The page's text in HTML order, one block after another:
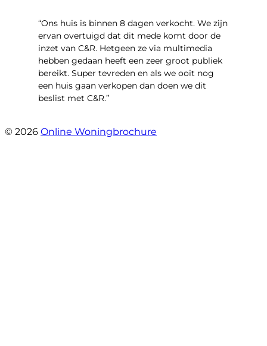
“Ons huis is binnen 8 dagen verkocht. We zijn
ervan overtuigd dat dit mede komt door de
inzet van C&R. Hetgeen ze via multimedia
hebben gedaan heeft een zeer groot publiek
bereikt. Super tevreden en als we ooit nog
een huis gaan verkopen dan doen we dit
beslist met C&R.”
© 2026 Online Woningbrochure